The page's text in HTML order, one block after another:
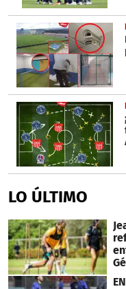
LO ÚLTIMO